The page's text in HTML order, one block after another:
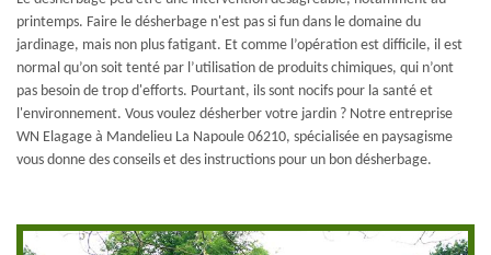
printemps. Faire le désherbage n'est pas si fun dans le domaine du
jardinage, mais non plus fatigant. Et comme l’opération est difficile, il est
normal qu’on soit tenté par l’utilisation de produits chimiques, qui n’ont
pas besoin de trop d'efforts. Pourtant, ils sont nocifs pour la santé et
l'environnement. Vous voulez désherber votre jardin ? Notre entreprise
WN Elagage à Mandelieu La Napoule 06210, spécialisée en paysagisme
vous donne des conseils et des instructions pour un bon désherbage.